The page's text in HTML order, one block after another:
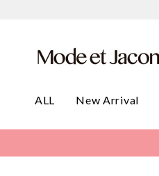
ALL New Arrival